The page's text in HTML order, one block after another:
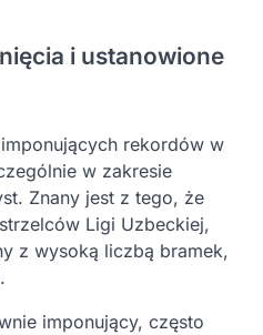
i ustanowione
rekordów w
w zakresie
Znany jest z tego, że
Ligi Uzbeckiej,
z wysoką liczbą bramek,
imponujący, często